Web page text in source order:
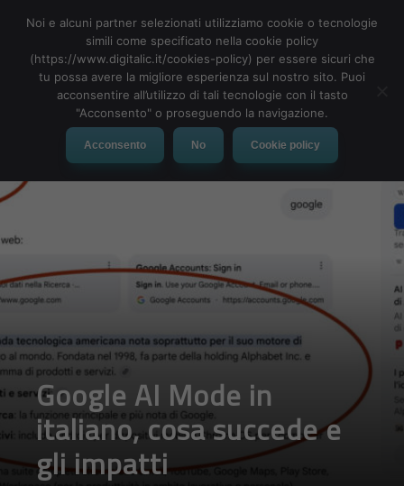
MENU
Google AI Mode in
italiano, cosa succede e
gli impatti
Noi e alcuni partner selezionati utilizziamo cookie o tecnologie
simili come specificato nella cookie policy
(https://www.digitalic.it/cookies-policy) per essere sicuri che
tu possa avere la migliore esperienza sul nostro sito. Puoi
acconsentire all’utilizzo di tali tecnologie con il tasto
"Acconsento" o proseguendo la navigazione.
Acconsento No Cookie policy